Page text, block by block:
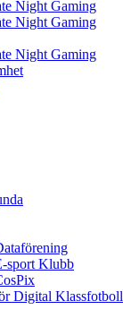
Night Gaming
Night Gaming
Night Gaming
sport Klubb
Digital Klassfotboll